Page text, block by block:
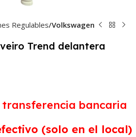
Regulables Volkswagen
Trend delantera
transferencia bancaria
(solo en el local)